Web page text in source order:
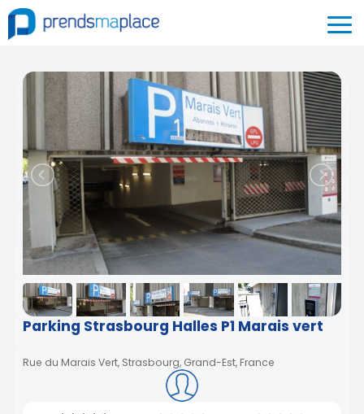
Parking Strasbourg Halles P1 Marais vert
Rue du Marais Vert, Strasbourg, Grand-Est, France